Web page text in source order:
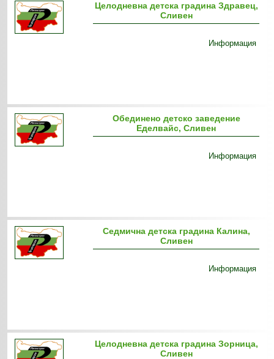
Целодневна детска градина Здравец,
Сливен
Информация
Обединено детско заведение
Еделвайс, Сливен
Информация
Седмична детска градина Калина,
Сливен
Информация
Целодневна детска градина Зорница,
Сливен